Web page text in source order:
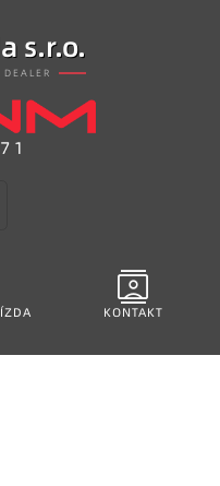
s.r.o.
contacts
KONTAKT